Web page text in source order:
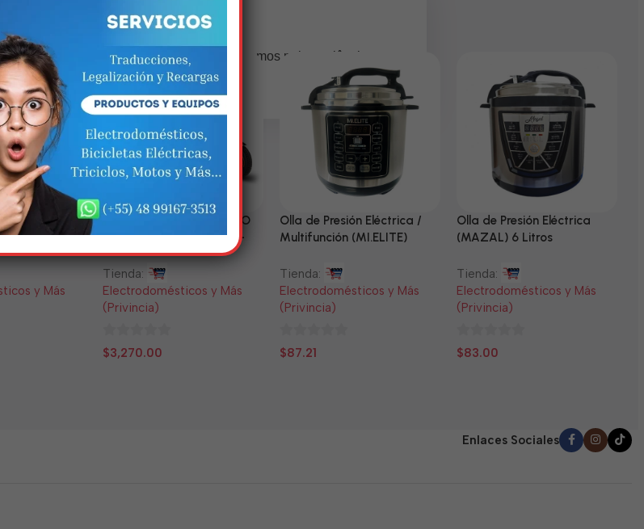
Full HD
Smart TV)
y Más
Triciclo Eléctrico (MODELO
ZJ150-R) 60V/45~52AH-
1200W
Tienda:
Electrodomésticos y Más
(Privincia)
0
$3,270.00
Olla de Presión Eléctrica /
Multifunción (MI.ELITE)
Tienda:
Electrodomésticos y Más
(Privincia)
0
$87.21
Olla de Presión Eléctrica
(MAZAL) 6 Litros
Tienda:
Electrodomésticos y Más
(Privincia)
0
$83.00
Enlaces Sociales
Estamos trabalhando nisso!
com novidades incríveis. Agradecemos pela paciência e
compreensão.